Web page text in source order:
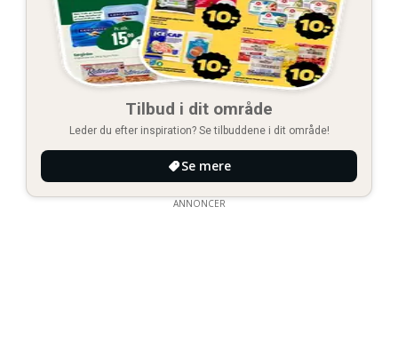
Tilbud i dit område
Leder du efter inspiration? Se tilbuddene i dit område!
Se mere
ANNONCER